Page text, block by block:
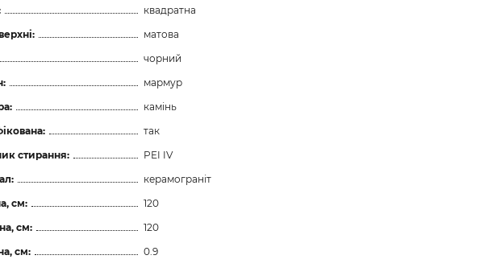
квадратна
матова
чорний
мармур
камінь
так
стирання:
PEI IV
керамограніт
см:
120
см:
120
см:
0.9